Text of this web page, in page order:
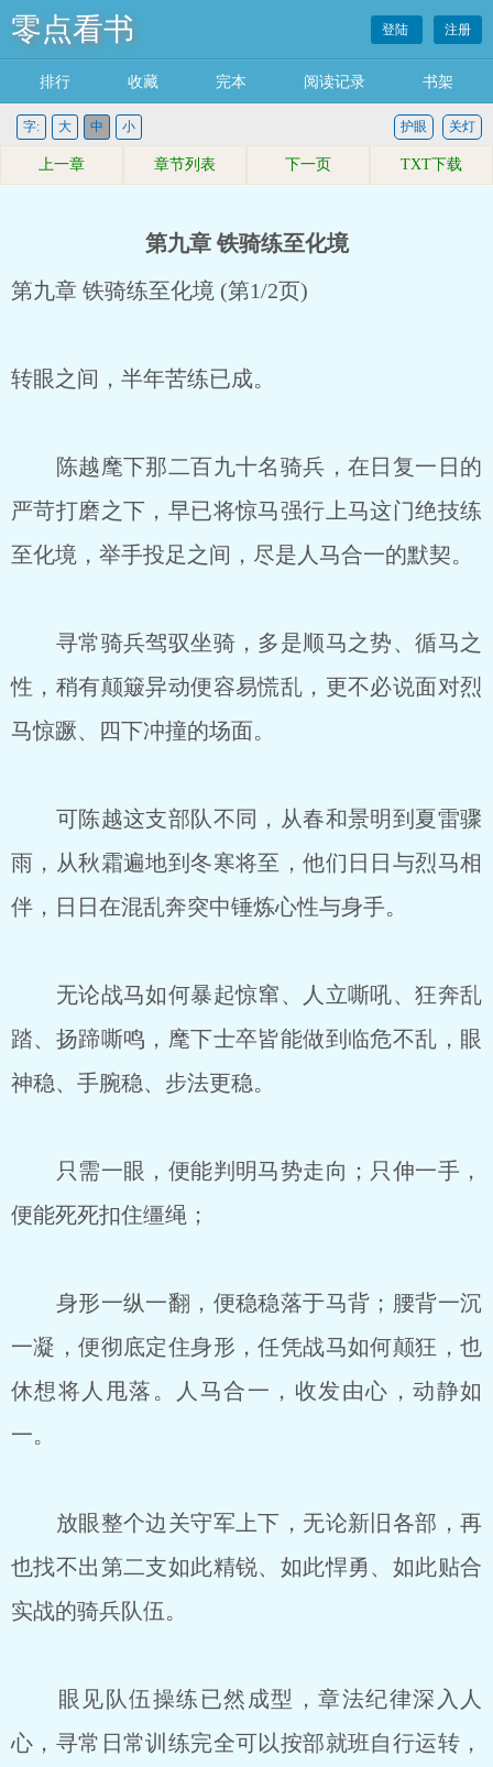
零点看书 登陆 注册
排行 收藏 完本 阅读记录 书架
字: 大 中 小 关灯
护眼
上一章 章节列表 下一页 TXT下载
第九章 铁骑练至化境
第九章 铁骑练至化境 (第1/2页)
转眼之间，半年苦练已成。
陈越麾下那二百九十名骑兵，在日复一日的
严苛打磨之下，早已将惊马强行上马这门绝技练
至化境，举手投足之间，尽是人马合一的默契。
寻常骑兵驾驭坐骑，多是顺马之势、循马之
性，稍有颠簸异动便容易慌乱，更不必说面对烈
马惊蹶、四下冲撞的场面。
可陈越这支部队不同，从春和景明到夏雷骤
雨，从秋霜遍地到冬寒将至，他们日日与烈马相
伴，日日在混乱奔突中锤炼心性与身手。
无论战马如何暴起惊窜、人立嘶吼、狂奔乱
踏、扬蹄嘶鸣，麾下士卒皆能做到临危不乱，眼
神稳、手腕稳、步法更稳。
只需一眼，便能判明马势走向；只伸一手，
便能死死扣住缰绳；
身形一纵一翻，便稳稳落于马背；腰背一沉
一凝，便彻底定住身形，任凭战马如何颠狂，也
休想将人甩落。人马合一，收发由心，动静如
一。
放眼整个边关守军上下，无论新旧各部，再
也找不出第二支如此精锐、如此悍勇、如此贴合
实战的骑兵队伍。
眼见队伍操练已然成型，章法纪律深入人
心，寻常日常训练完全可以按部就班自行运转，